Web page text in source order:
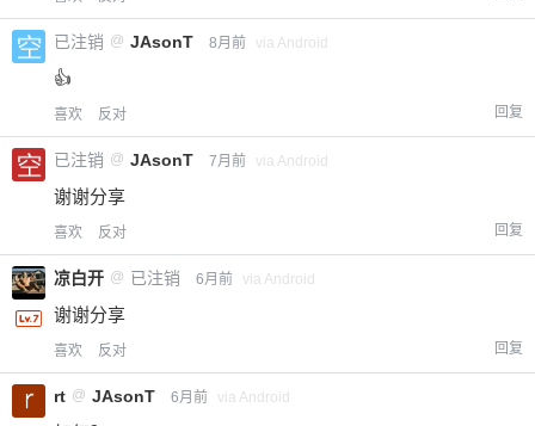
已注销 @ JAsonT 8月前 via Android
👍
喜欢 反对 回复
已注销 @ JAsonT 7月前 via Android
谢谢分享
喜欢 反对 回复
凉白开 @ 已注销 6月前 via Android
谢谢分享
喜欢 反对 回复
rt @ JAsonT 6月前 via Android